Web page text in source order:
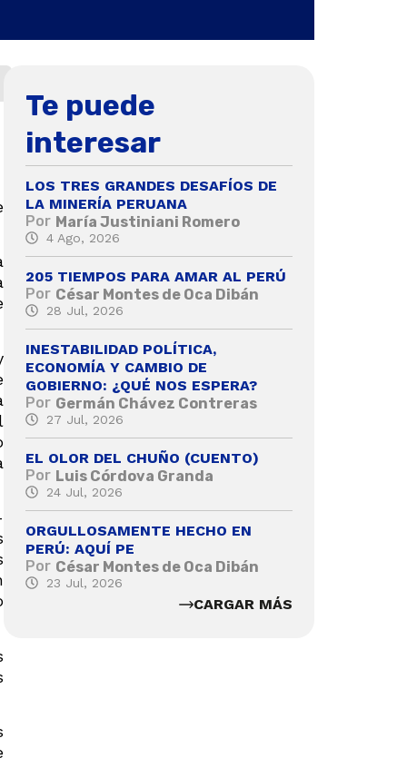
Te puede
interesar
LOS TRES GRANDES DESAFÍOS DE
LA MINERÍA PERUANA
Por María Justiniani Romero
4 Ago, 2026
205 TIEMPOS PARA AMAR AL PERÚ
Por César Montes de Oca Dibán
28 Jul, 2026
INESTABILIDAD POLÍTICA,
ECONOMÍA Y CAMBIO DE
GOBIERNO: ¿QUÉ NOS ESPERA?
Por Germán Chávez Contreras
27 Jul, 2026
EL OLOR DEL CHUÑO (CUENTO)
Por Luis Córdova Granda
24 Jul, 2026
ORGULLOSAMENTE HECHO EN
PERÚ: AQUÍ PE
Por César Montes de Oca Dibán
23 Jul, 2026
CARGAR MÁS